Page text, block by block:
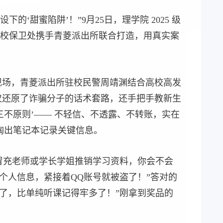
的‘甜蜜陷阱’！”9月25日，理学院 2025 级
保卫处携手青菱派出所联合打造，用真实案
，青菱派出所驻校民警周靖渊结合高校高发
原了诈骗分子的话术套路，还手把手教新生
不原则’—— 不轻信、不透露、不转账，实在
笔记本记录关键信息。
老师或学长学姐推销学习资料，你会不会
人信息，紧接着QQ账号就被盗了！”答对的
，比单纯听课记得牢多了！”刚拿到奖品的